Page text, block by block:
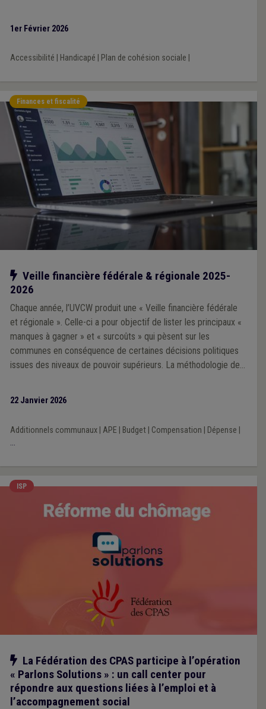
1er Février 2026
Accessibilité Handicapé Plan de cohésion sociale
Finances et fiscalité
Notre action
Veille financière fédérale & régionale 2025-
2026
Chaque année, l’UVCW produit une « Veille financière fédérale
et régionale ». Celle-ci a pour objectif de lister les principaux «
manques à gagner » et « surcoûts » qui pèsent sur les
communes en conséquence de certaines décisions politiques
issues des niveaux de pouvoir supérieurs. La méthodologie de
22 Janvier 2026
Additionnels communaux| APE Budget| Compensation Dépense
...
ISP
Notre action
La Fédération des CPAS participe à l’opération
« Parlons Solutions » : un call center pour
répondre aux questions liées à l’emploi et à
l’accompagnement social